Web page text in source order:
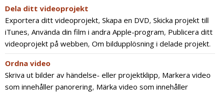
Dela ditt videoprojekt
Exportera ditt videoprojekt, Skapa en DVD, Skicka projekt till
iTunes, Använda din film i andra Apple-program, Publicera ditt
videoprojekt på webben, Om bildupplösning i delade projekt.
Ordna video
Skriva ut bilder av händelse- eller projektklipp, Markera video
som innehåller panorering, Märka video som innehåller